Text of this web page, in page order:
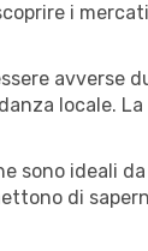
i
avverse
locale.
sono ideali
di